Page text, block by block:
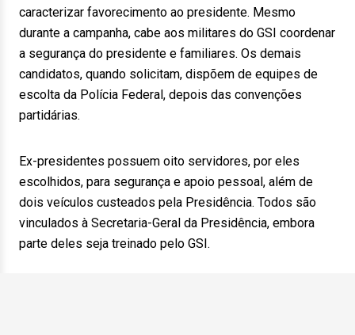
caracterizar favorecimento ao presidente. Mesmo
durante a campanha, cabe aos militares do GSI coordenar
a segurança do presidente e familiares. Os demais
candidatos, quando solicitam, dispõem de equipes de
escolta da Polícia Federal, depois das convenções
partidárias.
Ex-presidentes possuem oito servidores, por eles
escolhidos, para segurança e apoio pessoal, além de
dois veículos custeados pela Presidência. Todos são
vinculados à Secretaria-Geral da Presidência, embora
parte deles seja treinado pelo GSI.